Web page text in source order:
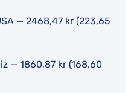
— 2468,47 kr (223,65
— 1860,87 kr (168,60